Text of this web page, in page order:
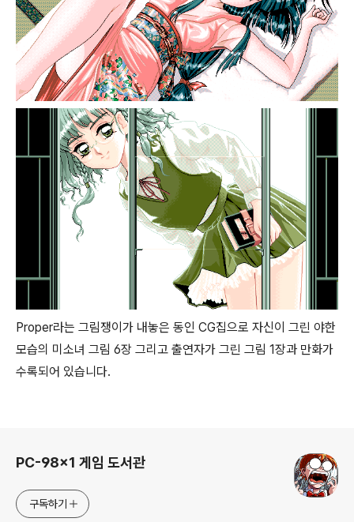
Proper라는 그림쟁이가 내놓은 동인 CG집으로 자신이 그린 야한
모습의 미소녀 그림 6장 그리고 출연자가 그린 그림 1장과 만화가
수록되어 있습니다.
PC-98x1 게임 도서관
구독하기